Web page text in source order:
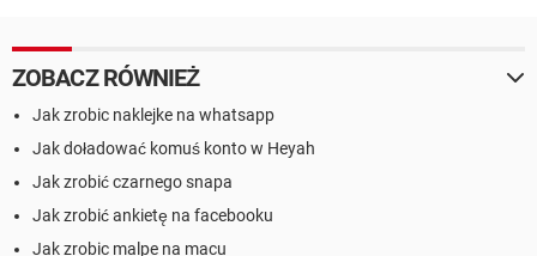
ZOBACZ RÓWNIEŻ
Jak zrobic naklejke na whatsapp
Jak doładować komuś konto w Heyah
Jak zrobić czarnego snapa
Jak zrobić ankietę na facebooku
Jak zrobic malpe na macu